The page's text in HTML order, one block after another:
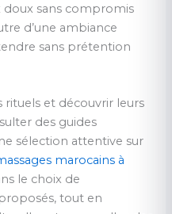
doux sans compromis
d’une ambiance
sans prétention
rituels et découvrir leurs
des guides
sélection attentive sur
marocains à
le choix de
tout en